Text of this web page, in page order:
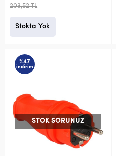
203,52 TL
Stokta Yok
%47
indirim
STOK SORUNUZ